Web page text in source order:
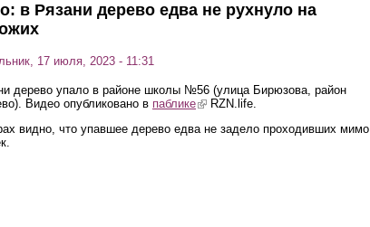
в Рязани дерево едва не рухнуло на
17 июля, 2023 - 11:31
дерево упало в районе школы №56 (улица Бирюзова, район
Видео опубликовано в паблике(link is external)
RZN.life.
видно, что упавшее дерево едва не задело проходивших мимо